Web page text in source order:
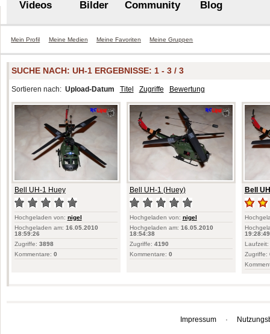
Videos Bilder Community Blog
Mein Profil Meine Medien Meine Favoriten Meine Gruppen
SUCHE NACH:UH-1 ERGEBNISSE: 1 - 3 / 3
Sortieren nach: Upload-Datum Titel Zugriffe Bewertung
Bell UH-1 Huey
Hochgeladen von: nigel
Hochgeladen am: 16.05.2010
18:59:26
Zugriffe: 3898
Kommentare: 0
Bell UH-1 (Huey)
Hochgeladen von: nigel
Hochgeladen am: 16.05.2010
18:54:38
Zugriffe: 4190
Kommentare: 0
Bell
19:28:49
Laufzeit:
Zugriffe:
Impressum ·